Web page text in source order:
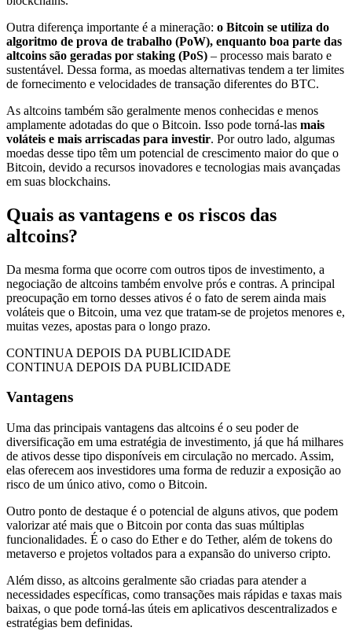
Outra diferença importante é a mineração: o Bitcoin se utiliza do
algoritmo de prova de trabalho (PoW), enquanto boa parte das
altcoins são geradas por staking (PoS) – processo mais barato e
sustentável. Dessa forma, as moedas alternativas tendem a ter limites
de fornecimento e velocidades de transação diferentes do BTC.
As altcoins também são geralmente menos conhecidas e menos
amplamente adotadas do que o Bitcoin. Isso pode torná-las mais
voláteis e mais arriscadas para investir. Por outro lado, algumas
moedas desse tipo têm um potencial de crescimento maior do que o
Bitcoin, devido a recursos inovadores e tecnologias mais avançadas
em suas blockchains.
Quais as vantagens e os riscos das
altcoins?
Da mesma forma que ocorre com outros tipos de investimento, a
negociação de altcoins também envolve prós e contras. A principal
preocupação em torno desses ativos é o fato de serem ainda mais
voláteis que o Bitcoin, uma vez que tratam-se de projetos menores e,
muitas vezes, apostas para o longo prazo.
CONTINUA DEPOIS DA PUBLICIDADE
CONTINUA DEPOIS DA PUBLICIDADE
Vantagens
Uma das principais vantagens das altcoins é o seu poder de
diversificação em uma estratégia de investimento, já que há milhares
de ativos desse tipo disponíveis em circulação no mercado. Assim,
elas oferecem aos investidores uma forma de reduzir a exposição ao
risco de um único ativo, como o Bitcoin.
Outro ponto de destaque é o potencial de alguns ativos, que podem
valorizar até mais que o Bitcoin por conta das suas múltiplas
funcionalidades. É o caso do Ether e do Tether, além de tokens do
metaverso e projetos voltados para a expansão do universo cripto.
Além disso, as altcoins geralmente são criadas para atender a
necessidades específicas, como transações mais rápidas e taxas mais
baixas, o que pode torná-las úteis em aplicativos descentralizados e
estratégias bem definidas.